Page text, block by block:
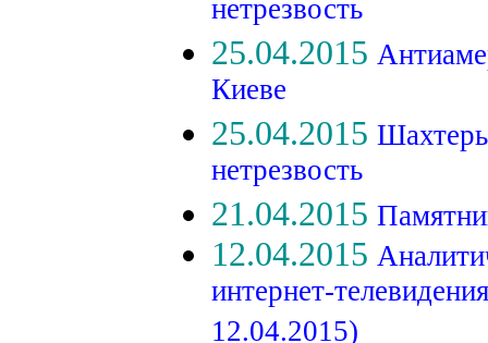
нетрезвость
25.04.2015
Киеве
25.04.2015
нетрезвость
21.04.2015
12.04.2015
интернет-
12.04.2015)